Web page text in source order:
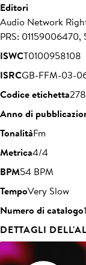
Editori
Audio Network
PRS: 01159006470,
ISWCT0100958108
ISRCGB-FFM-03-
Codice etichetta
Anno di
TonalitàFm
Metrica4/4
BPM54 BPM
TempoVery Slow
Numero di catalogo
DETTAGLI